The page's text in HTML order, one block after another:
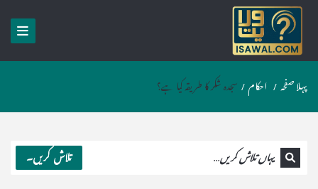
پہلا صفحہ / احکام / سجدہ شکر کا طریقہ کیا ہے؟
تلاش کریں۔